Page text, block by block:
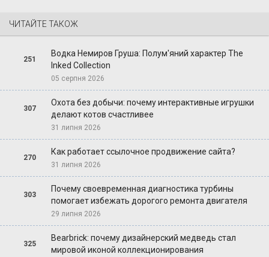
ЧИТАЙТЕ ТАКОЖ
251
Водка Немиров Груша: Полум'яний характер The
Inked Collection
05 серпня 2026
307
Охота без добычи: почему интерактивные игрушки
делают котов счастливее
31 липня 2026
270
Как работает ссылочное продвижение сайта?
31 липня 2026
303
Почему своевременная диагностика турбины
помогает избежать дорогого ремонта двигателя
29 липня 2026
325
Bearbrick: почему дизайнерский медведь стал
мировой иконой коллекционирования